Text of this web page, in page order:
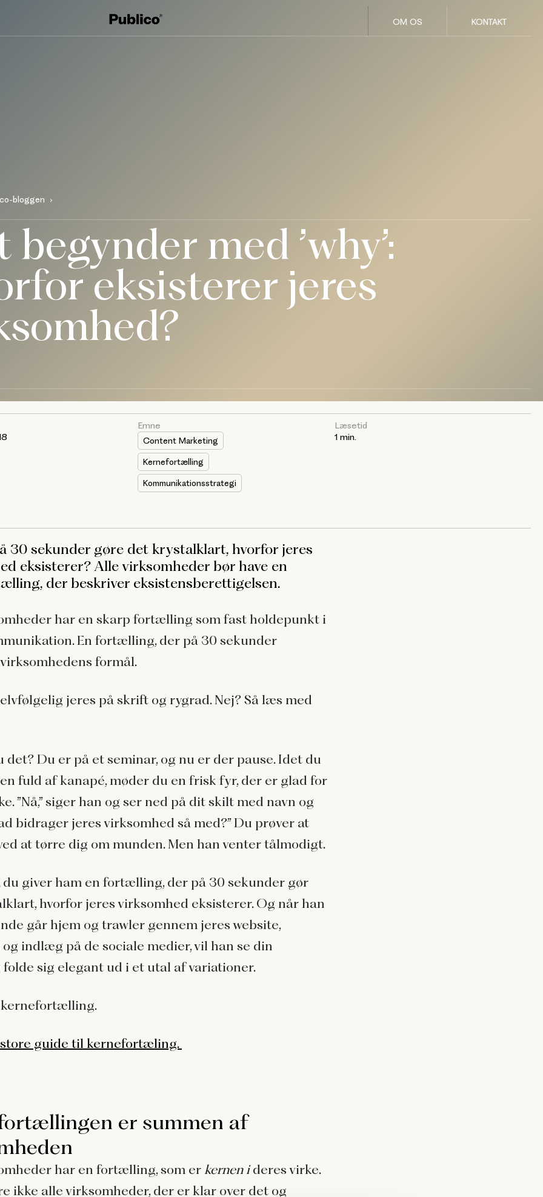
OM OS KONTAKT
bloggen
begynder med ’why’:
eksisterer jeres
Emne
Content Marketing
Kernefortælling
Kommunikationsstrategi
Læsetid
1 min.
30 sekunder gøre det krystalklart, hvorfor jeres
eksisterer? Alle virksomheder bør have en
der beskriver eksistensberettigelsen.
har en skarp fortælling som fast holdepunkt i
En fortælling, der på 30 sekunder
formål.
jeres på skrift og rygrad. Nej? Så læs med
det? Du er på et seminar, og nu er der pause. Idet du
fuld af kanapé, møder du en frisk fyr, der er glad for
”Nå,” siger han og ser ned på dit skilt med navn og
bidrager jeres virksomhed så med?” Du prøver at
at tørre dig om munden. Men han venter tålmodigt.
du giver ham en fortælling, der på 30 sekunder gør
hvorfor jeres virksomhed eksisterer. Og når han
går hjem og trawler gennem jeres website,
indlæg på de sociale medier, vil han se din
sig elegant ud i et utal af variationer.
guide til kernefortæling.
er summen af
har en fortælling, som er kernen i deres virke.
ikke alle virksomheder, der er klar over det og